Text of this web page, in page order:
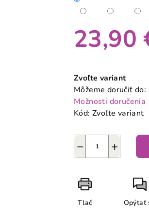
23,90
cena:
Zvoľte variant
Môžeme doručiť do:
Možnosti doručenia
Kód: Zvoľte variant
+
−
Tlač Opýtať